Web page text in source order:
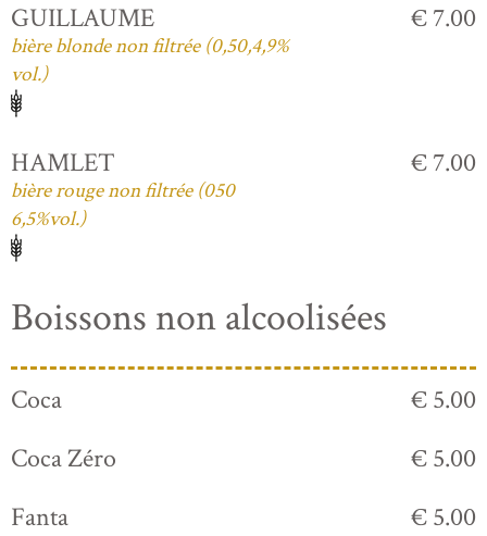
GUILLAUME
bière blonde non filtrée (0,50,4,9%
vol.)
€ 7.00
HAMLET
bière rouge non filtrée (050
6,5%vol.)
€ 7.00
Boissons non alcoolisées
Coca
€ 5.00
Coca Zéro
€ 5.00
Fanta
€ 5.00